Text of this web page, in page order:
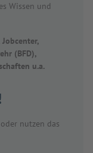
Wissen und
(BFD),
u.a.
nutzen das